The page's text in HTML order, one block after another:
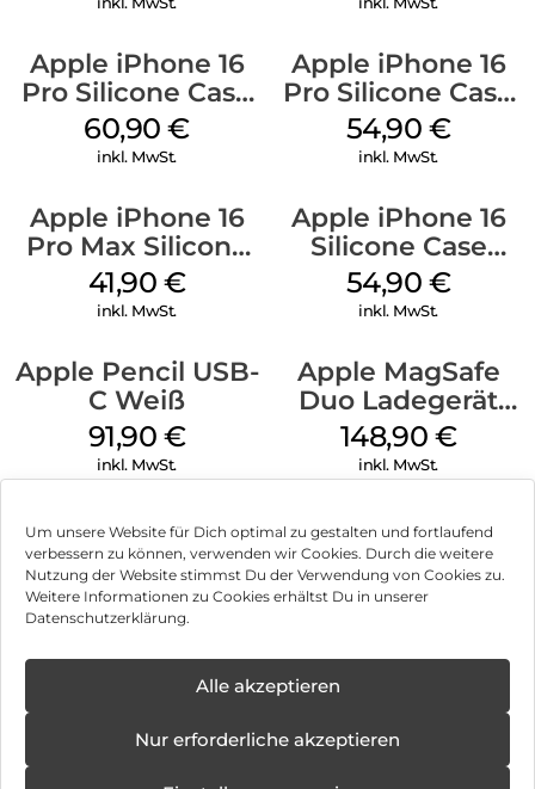
Um unsere Website für Dich optimal zu gestalten und fortlaufend
verbessern zu können, verwenden wir Cookies. Durch die weitere
Nutzung der Website stimmst Du der Verwendung von Cookies zu.
Weitere Informationen zu Cookies erhältst Du in unserer
Datenschutzerklärung.
Alle akzeptieren
Nur erforderliche akzeptieren
Apple iPhone 16
Pro Silicone Case
MagSafe Stone
Gray
60,90€
inkl. MwSt.
Apple iPhone 16
Pro Silicone Case
MagSafe Black
54,90 €
inkl. MwSt.
Apple iPhone 16
Pro Max Silicone
Case MagSafe
Ultramarine
41,90 €
inkl. MwSt.
Apple iPhone 16
Silicone Case
MagSafe Black
54,90 €
inkl. MwSt.
Apple Pencil USB-
C Weiß
91,90 €
inkl. MwSt.
Apple MagSafe
Duo Ladegerät
Weiß
148,90 €
inkl. MwSt.
Impressum
Hinweis zur Batterieentsorgung
Öffnungstage
08.12.2025 -
Können wir Dir behilflich sein?